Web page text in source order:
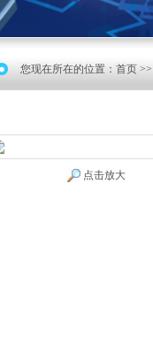
您现在所在的位置： 首页
点击放大